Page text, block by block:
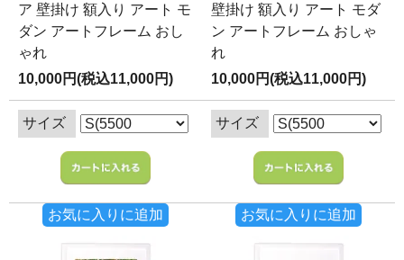
ア 壁掛け 額入り アート モ
ダン アートフレーム おし
ゃれ
10,000円(税込11,000円)
サイズ
お気に入りに追加
壁掛け 額入り アート モダ
ン アートフレーム おしゃ
れ
10,000円(税込11,000円)
サイズ
お気に入りに追加